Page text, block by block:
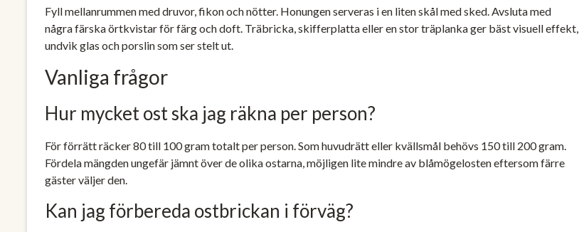
Fyll mellanrummen med druvor, fikon och nötter. Honungen serveras i en liten skål med sked. Avsluta med
några färska örtkvistar för färg och doft. Träbricka, skifferplatta eller en stor träplanka ger bäst visuell effekt,
undvik glas och porslin som ser stelt ut.
Vanliga frågor
Hur mycket ost ska jag räkna per person?
För förrätt räcker 80 till 100 gram totalt per person. Som huvudrätt eller kvällsmål behövs 150 till 200 gram.
Fördela mängden ungefär jämnt över de olika ostarna, möjligen lite mindre av blåmögelosten eftersom färre
gäster väljer den.
Kan jag förbereda ostbrickan i förväg?